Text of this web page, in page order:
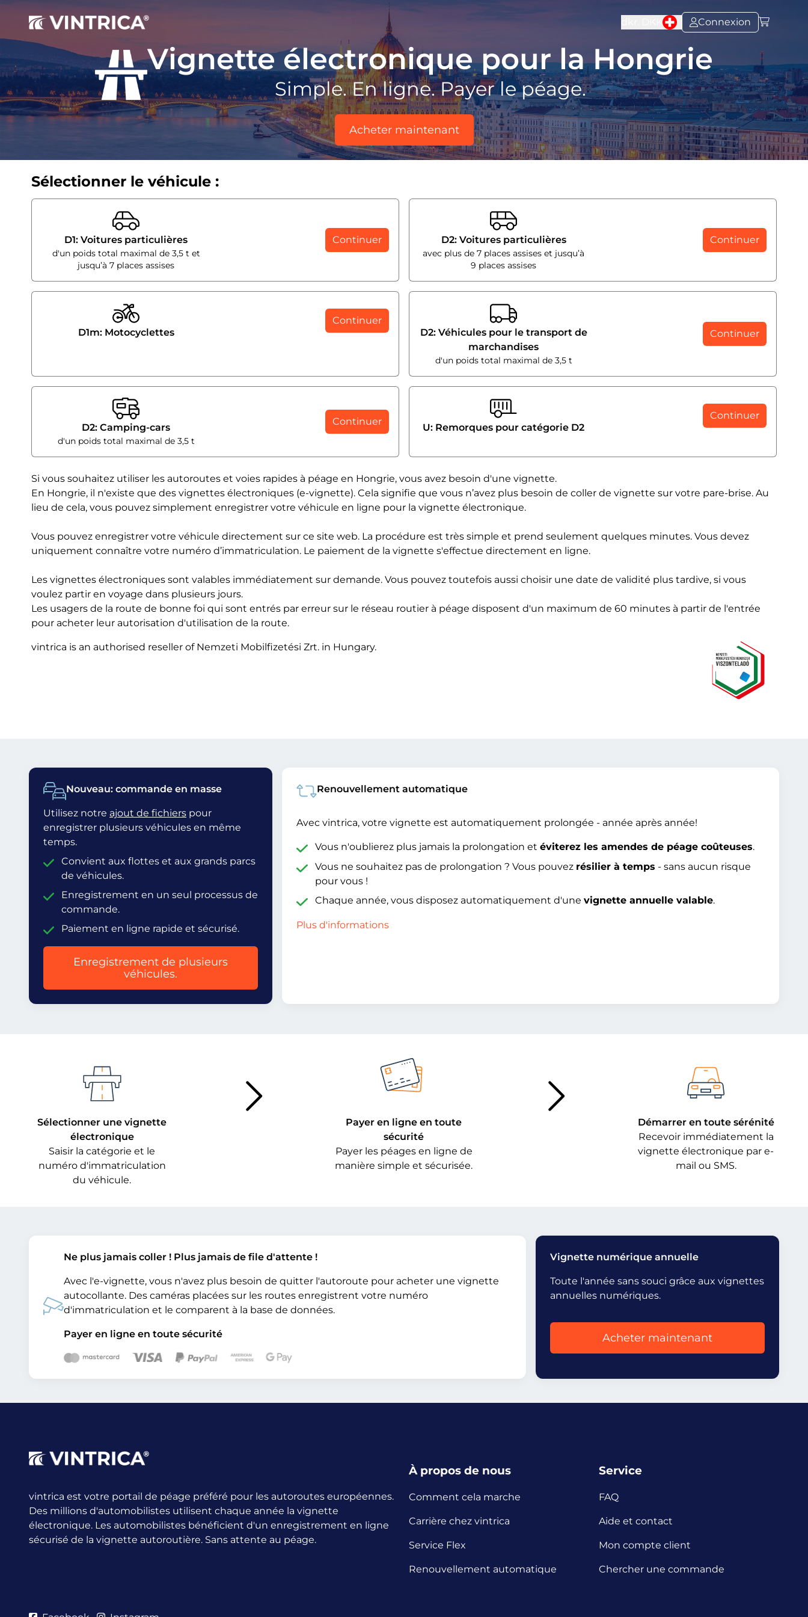
Connexion
Vignette électronique pour la Hongrie
Simple. En ligne. Payer le péage.
Acheter maintenant
Si vous souhaitez utiliser les autoroutes et voies rapides à péage en Hongrie, vous avez besoin d'une vignette.
En Hongrie, il n'existe que des vignettes électroniques (e-vignette). Cela signifie que vous n’avez plus besoin de coller de vignette sur votre pare-brise. Au
lieu de cela, vous pouvez simplement enregistrer votre véhicule en ligne pour la vignette électronique.
Vous pouvez enregistrer votre véhicule directement sur ce site web. La procédure est très simple et prend seulement quelques minutes. Vous devez
uniquement connaître votre numéro d’immatriculation. Le paiement de la vignette s'effectue directement en ligne.
Les vignettes électroniques sont valables immédiatement sur demande. Vous pouvez toutefois aussi choisir une date de validité plus tardive, si vous
voulez partir en voyage dans plusieurs jours.
Les usagers de la route de bonne foi qui sont entrés par erreur sur le réseau routier à péage disposent d'un maximum de 60 minutes à partir de l'entrée
pour acheter leur autorisation d'utilisation de la route.
vintrica is an authorised reseller of Nemzeti Mobilfizetési Zrt. in Hungary.
Sélectionner le véhicule :
D1: Voitures particulières
d'un poids total maximal de 3,5 t et
jusqu’à 7 places assises
Continuer D2: Voitures particulières
avec plus de 7 places assises et jusqu’à
9 places assises
Continuer
D1m: Motocyclettes
Continuer
D2: Véhicules pour le transport de
marchandises
d'un poids total maximal de 3,5 t
Continuer
D2: Camping-cars
d'un poids total maximal de 3,5 t
Continuer
U: Remorques pour catégorie D2
Continuer
Nouveau: commande en masse
Utilisez notre ajout de fichiers pour
enregistrer plusieurs véhicules en même
temps.
Convient aux flottes et aux grands parcs
de véhicules.
Enregistrement en un seul processus de
commande.
Paiement en ligne rapide et sécurisé.
Enregistrement de plusieurs
véhicules.
Renouvellement automatique
Avec vintrica, votre vignette est automatiquement prolongée - année après année!
Vous n'oublierez plus jamais la prolongation et éviterez les amendes de péage coûteuses.
Vous ne souhaitez pas de prolongation ? Vous pouvez résilier à temps - sans aucun risque
pour vous !
Chaque année, vous disposez automatiquement d'une vignette annuelle valable.
Plus d'informations
Sélectionner une vignette
électronique
Saisir la catégorie et le
numéro d'immatriculation
du véhicule.
Payer en ligne en toute
sécurité
Payer les péages en ligne de
manière simple et sécurisée.
Démarrer en toute sérénité
Recevoir immédiatement la
vignette électronique par e-
mail ou SMS.
Ne plus jamais coller ! Plus jamais de file d'attente !
Avec l'e-vignette, vous n'avez plus besoin de quitter l'autoroute pour acheter une vignette
autocollante. Des caméras placées sur les routes enregistrent votre numéro
d'immatriculation et le comparent à la base de données.
Payer en ligne en toute sécurité
Vignette numérique annuelle
Toute l'année sans souci grâce aux vignettes
annuelles numériques.
Acheter maintenant
vintrica est votre portail de péage préféré pour les autoroutes européennes.
Des millions d'automobilistes utilisent chaque année la vignette
électronique. Les automobilistes bénéficient d'un enregistrement en ligne
sécurisé de la vignette autoroutière. Sans attente au péage.
À propos de nous
Comment cela marche
Carrière chez vintrica
Service Flex
Renouvellement automatique
Service
FAQ
Aide et contact
Mon compte client
Chercher une commande